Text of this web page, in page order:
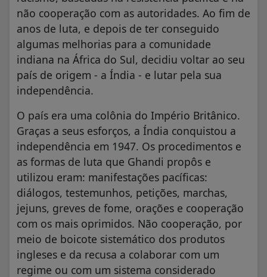
não cooperação com as autoridades. Ao fim de
anos de luta, e depois de ter conseguido
algumas melhorias para a comunidade
indiana na África do Sul, decidiu voltar ao seu
país de origem - a Índia - e lutar pela sua
independência.
O país era uma colônia do Império Britânico.
Graças a seus esforços, a Índia conquistou a
independência em 1947. Os procedimentos e
as formas de luta que Ghandi propôs e
utilizou eram: manifestações pacíficas:
diálogos, testemunhos, petições, marchas,
jejuns, greves de fome, orações e cooperação
com os mais oprimidos. Não cooperação, por
meio de boicote sistemático dos produtos
ingleses e da recusa a colaborar com um
regime ou com um sistema considerado